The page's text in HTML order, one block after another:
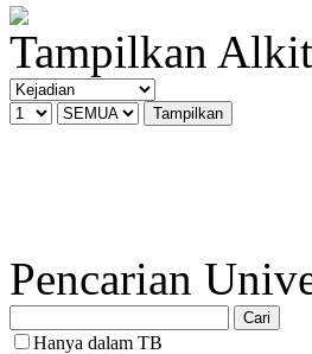
Tampilkan
Pencarian
Hanya dalam TB